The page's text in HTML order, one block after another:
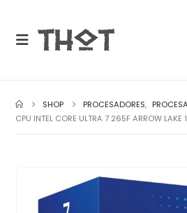
SHOP PROCESADORES,
CPU INTEL CORE ULTRA 7 265F ARROW LAKE